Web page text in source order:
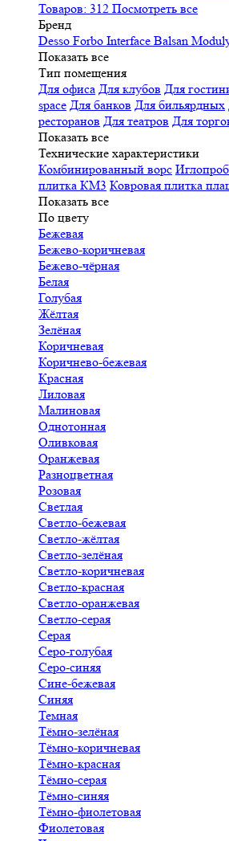
Товаров: 312 Посмотреть все
Бренд
Desso Forbo Interface Balsan
Показать все
Тип помещения
Для офиса Для клубов Для
space Для банков Для бильярдных
ресторанов Для театров Для
Показать все
Технические характеристики
Комбинированный ворс
плитка КМ3 Ковровая плитка
Показать все
По цвету
Бежевая
Бежево-коричневая
Бежево-чёрная
Белая
Голубая
Жёлтая
Зелёная
Коричневая
Коричнево-бежевая
Красная
Лиловая
Малиновая
Однотонная
Оливковая
Оранжевая
Разноцветная
Розовая
Светлая
Светло-бежевая
Светло-жёлтая
Светло-зелёная
Светло-коричневая
Светло-красная
Светло-оранжевая
Светло-серая
Серая
Серо-голубая
Серо-синяя
Сине-бежевая
Синяя
Темная
Тёмно-зелёная
Тёмно-коричневая
Тёмно-красная
Тёмно-серая
Тёмно-синяя
Тёмно-фиолетовая
Фиолетовая